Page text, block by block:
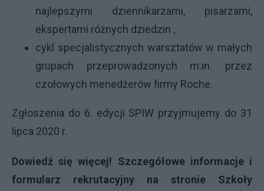
najlepszymi dziennikarzami, pisarzami,
ekspertami różnych dziedzin ,
cykl specjalistycznych warsztatów w małych
grupach przeprowadzonych m.in. przez
czołowych menedżerów firmy Roche.
Zgłoszenia do 6. edycji SPIW przyjmujemy do 31
lipca 2020 r.
Dowiedź się więcej! Szczegółowe informacje i
formularz rekrutacyjny na stronie Szkoły